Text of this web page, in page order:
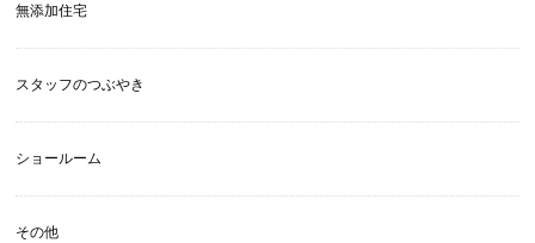
無添加住宅
スタッフのつぶやき
ショールーム
その他